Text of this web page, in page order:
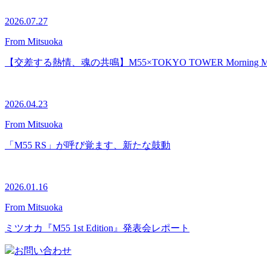
2026.07.27
From Mitsuoka
【交差する熱情、魂の共鳴】M55×TOKYO TOWER Morning
2026.04.23
From Mitsuoka
「M55 RS」が呼び覚ます、新たな鼓動
2026.01.16
From Mitsuoka
ミツオカ『M55 1st Edition』発表会レポート
お問い合わせ